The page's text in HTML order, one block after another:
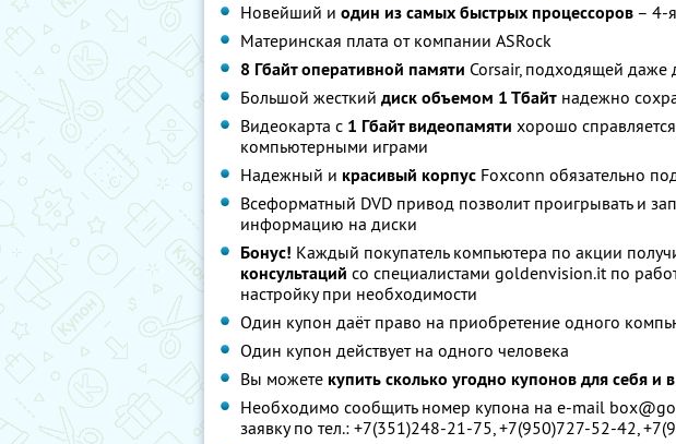
Новейший и один из самых быстрых процессоров – 4-
Материнская плата от компании ASRock
8 Гбайт оперативной памяти Corsair, подходящей даже
Большой жесткий диск объемом 1 Тбайт надежно
Видеокарта с 1 Гбайт видеопамяти хорошо
компьютерными играми
Надежный и красивый корпус Foxconn обязательно
Всеформатный DVD привод позволит проигрывать и
информацию на диски
Бонус! Каждый покупатель компьютера по акции
консультаций со специалистами goldenvision.it по
настройку при необходимости
Один купон даёт право на приобретение одного
Один купон действует на одного человека
Вы можете купить сколько угодно купонов для себя и
Необходимо сообщить номер купона на e-mail
заявку по тел.: +7(351)248-21-75, +7(950)727-52-42,